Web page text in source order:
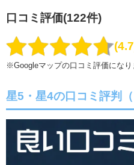
口コミ評価(122件)
4.7
※Googleマップの口コミ評価になり
星5・星4の口コミ評判（